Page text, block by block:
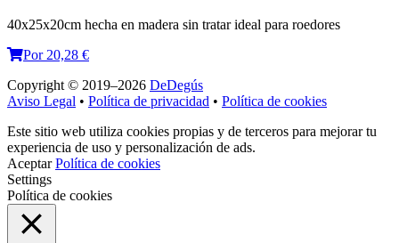
40x25x20cm hecha en madera sin tratar ideal para roedores
Por 20,28 €
Copyright © 2019–2026 DeDegús
Aviso Legal • Política de privacidad • Política de cookies
Este sitio web utiliza cookies propias y de terceros para mejorar tu
experiencia de uso y personalización de ads.
Aceptar Política de cookies
Settings
Política de cookies